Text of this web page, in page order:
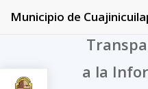
Municipio de
a la